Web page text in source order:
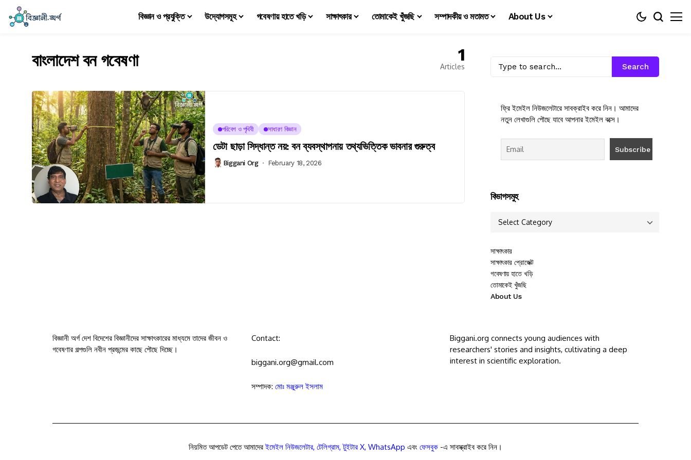
বিজ্ঞান ও প্রযুক্তি উদ্যোগসমূহ গবেষণায় হাতে খড়ি সাক্ষাৎকার তোমাকেই খুঁজছি সম্পাদকীয় ও মতামত About Us
বাংলাদেশ বন গবেষণা 1
Articles
পরিবেশ ও পৃথিবী সাধারণ বিজ্ঞান
ডেটা ছাড়া সিদ্ধান্ত নয়: বন ব্যবস্থাপনায় তথ্যভিত্তিক ভাবনার গুরুত্ব
Biggani Org February 18, 2026
Search
ফ্রি ইমেইল নিউজলেটারে সাবক্রাইব করে নিন। আমাদের
নতুন লেখাগুলি পৌছে যাবে আপনার ইমেইল বক্সে।
বিভাগসমুহ
সাক্ষাৎকার
সাক্ষাৎকার প্রোজেক্ট
গবেষণায় হাতে খড়ি
তোমাকেই খুঁজছি
About Us
বিজ্ঞানী অর্গ দেশ বিদেশের বিজ্ঞানীদের সাক্ষাৎকারের মাধ্যমে তাদের জীবন ও
গবেষণার গল্পগুলি নবীন প্রজন্মের কাছে পৌছে দিচ্ছে।
Contact:
biggani.org@gmail.com
সম্পাদক: মোঃ মঞ্জুরুল ইসলাম
Biggani.org connects young audiences with
researchers' stories and insights, cultivating a deep
interest in scientific exploration.
নিয়মিত আপডেট পেতে আমাদেরইমেইল নিউজলেটার, টেলিগ্রাম,টুইটার X, WhatsApp এবং ফেসবুক -এ সাবস্ক্রাইব করে নিন।